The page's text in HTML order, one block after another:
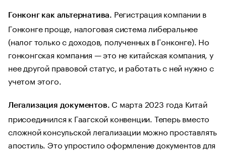
Гонконг как альтернатива. Регистрация компании в
Гонконге проще, налоговая система либеральнее
(налог только с доходов, полученных в Гонконге). Но
гонконгская компания — это не китайская компания, у
нее другой правовой статус, и работать с ней нужно с
учетом этого.
Легализация документов. С марта 2023 года Китай
присоединился к Гаагской конвенции. Теперь вместо
сложной консульской легализации можно проставлять
апостиль. Это упростило оформление документов для